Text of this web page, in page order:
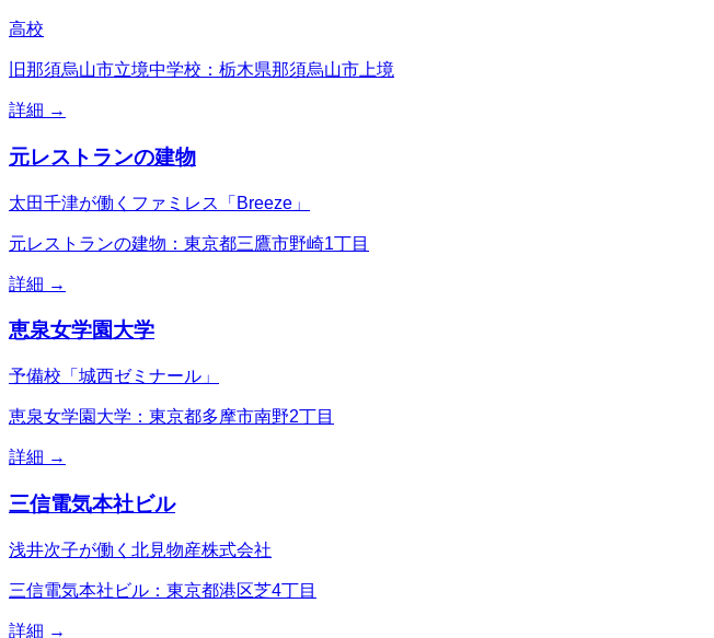
高校
旧那須烏山市立境中学校：栃木県那須烏山市上境
詳細 →
元レストランの建物
太田千津が働くファミレス「Breeze」
元レストランの建物：東京都三鷹市野崎1丁目
詳細 →
恵泉女学園大学
予備校「城西ゼミナール」
恵泉女学園大学：東京都多摩市南野2丁目
詳細 →
三信電気本社ビル
浅井次子が働く北見物産株式会社
三信電気本社ビル：東京都港区芝4丁目
詳細 →